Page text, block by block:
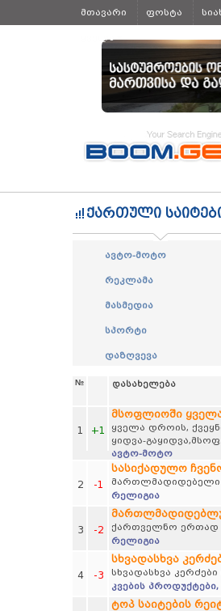
მთავარი ფოსტა
ყველა
ქართული
ავტო-მოტო
რეკლამა
მასმედია
სპორტი
დაზღვევა
№ დასახელება
1 +1
მსოფლიოში
ყველა დროის,
ყიდვა-
ავტო-მოტო
2 -1
სასიქადულო
მართლმადიდებელი
რელიგია
3 -2
ქართველნო ერთად
რელიგია
4 -3
სხვადასხვა
სხვადასხვა
კვების
ტოპ საიტების